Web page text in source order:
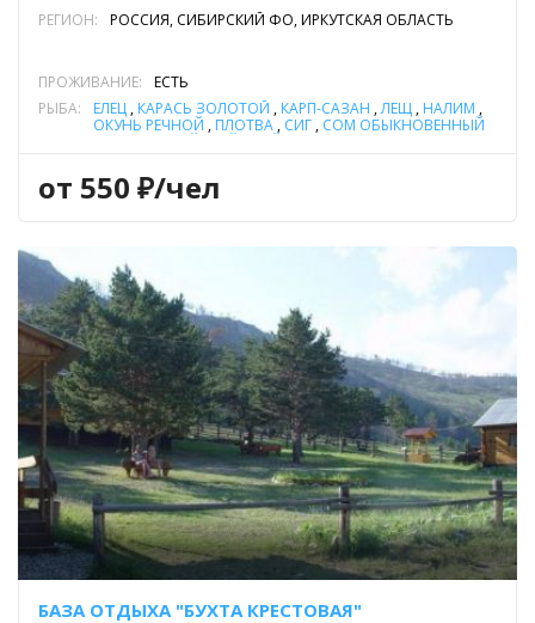
РЕГИОН: РОССИЯ, СИБИРСКИЙ ФО, ИРКУТСКАЯ ОБЛАСТЬ
ПРОЖИВАНИЕ:
ЕСТЬ
РЫБА:
ЕЛЕЦ , КАРАСЬ ЗОЛОТОЙ , КАРП-САЗАН ,ЛЕЩ , НАЛИМ ,
ОКУНЬ РЕЧНОЙ , ПЛОТВА , СИГ , СОМ ОБЫКНОВЕННЫЙ
от 550 ₽/чел
БАЗА ОТДЫХА "БУХТА КРЕСТОВАЯ"